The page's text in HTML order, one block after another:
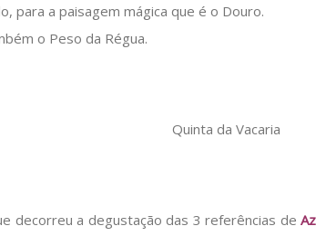
para a paisagem mágica que é o Douro.
o Peso da Régua.
decorreu a degustação das 3 referências de